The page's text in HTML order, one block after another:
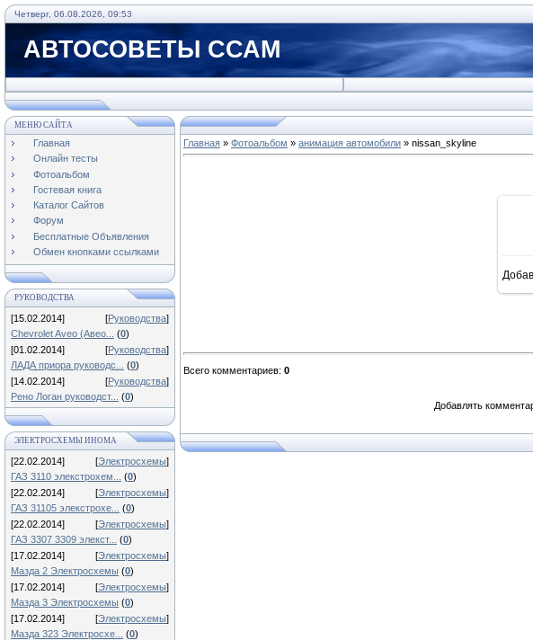
Четверг, 06.08.2026, 09:53
АВТОСОВЕТЫ ССАМ
МЕНЮ САЙТА
Главная
Онлайн тесты
Фотоальбом
Гостевая книга
Каталог Сайтов
Форум
Бесплатные Объявления
Обмен кнопками ссылками
РУКОВОДСТВА
[15.02.2014] [Руководства]
Chevrolet Aveo (Авео...
(0)
[01.02.2014]
[Руководства]
ЛАДА приора руководс...
(0)
[14.02.2014]
[Руководства]
Рено Логан руководст...
(0)
ЭЛЕКТРОСХЕМЫ ИНОМА
[22.02.2014] [Электросхемы]
ГАЗ 3110 элекстрохем...
(0)
[22.02.2014]
[Электросхемы]
ГАЗ 31105 элекстрохе...
(0)
[22.02.2014]
[Электросхемы]
ГАЗ 3307 3309 элекст...
(0)
[17.02.2014]
[Электросхемы]
Мазда 2 Электросхемы (0)
[17.02.2014]
[Электросхемы]
Мазда 3 Электросхемы (0)
[17.02.2014]
[Электросхемы]
Мазда 323 Электросхе...
(0)
Главная » Фотоальбом » анимация автомобили » nissan_skyline
Всего комментариев: 0
Добавлять